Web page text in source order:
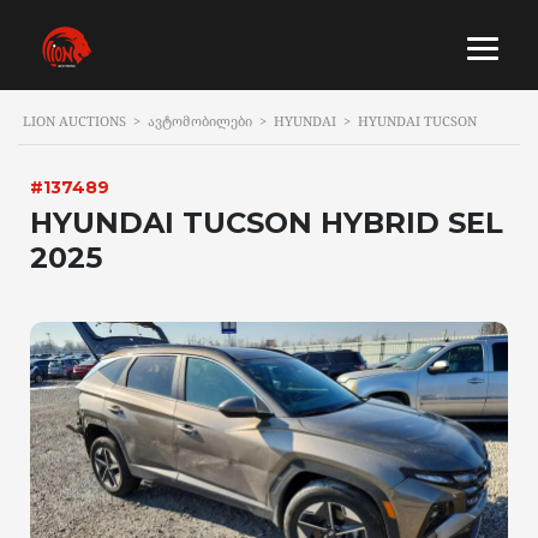
LION AUCTIONS > ᲐᲕᲢᲝᲛᲝᲑᲘᲚᲔᲑᲘ > HYUNDAI > HYUNDAI TUCSON
#137489
HYUNDAI TUCSON HYBRID SEL
2025